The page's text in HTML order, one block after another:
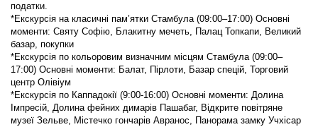
податки.
*Екскурсія на класичні пам’ятки Стамбула (09:00–17:00) Основні
моменти: Святу Софію, Блакитну мечеть, Палац Топкапи, Великий
базар, покупки
*Екскурсія по кольоровим визначним місцям Стамбула (09:00–
17:00) Основні моменти: Балат, Пірлоти, Базар спецій, Торговий
центр Олівіум
*Екскурсія по Каппадокії (9:00-16:00) Основні моменти: Долина
Імпресій, Долина фейних димарів Пашабаг, Відкрите повітряне
музеї Зельве, Містечко гончарів Авранос, Панорама замку Учхісар